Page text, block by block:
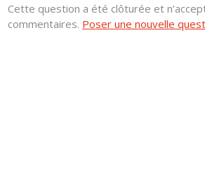
Cette question a été clôturée et
commentaires. Poser une nouvelle